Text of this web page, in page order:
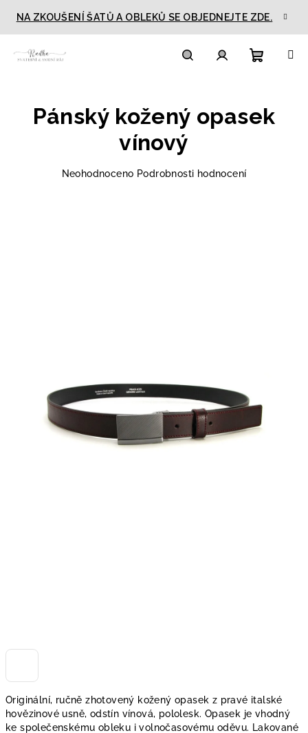
obsah
NA ZKOUŠENÍ ŠATŮ A OBLEKŮ SE OBJEDNEJTE ZDE.
košík
Originální, ručně zhotovený kožený opasek z pravé italské
hovězinové usně, odstín vínová, pololesk. Opasek je vhodný
ke společenskému obleku i volnočasovému oděvu. Lakované
Pánský kožený opasek
vínový
Průměrné
Neohodnoceno Podrobnosti hodnocení